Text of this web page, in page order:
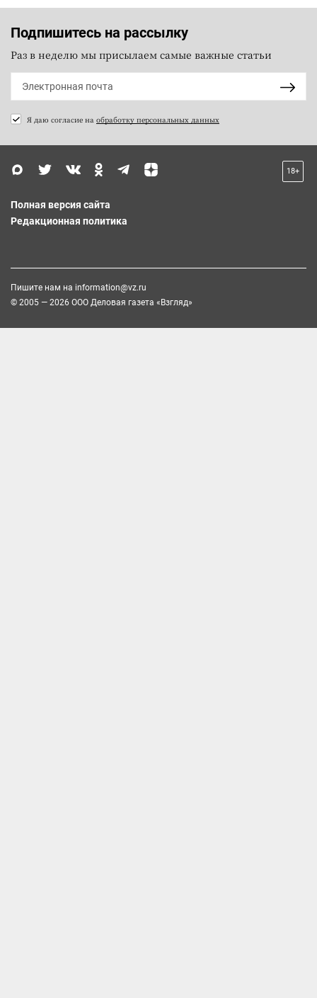
Подпишитесь на рассылку
Раз в неделю мы присылаем самые важные статьи
Я даю согласие на обработку персональных данных
18+
Полная версия сайта
Редакционная политика
Пишите нам на information@vz.ru
© 2005 — 2026 ООО Деловая газета «Взгляд»